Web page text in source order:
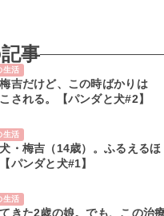
事
生活
吉だけど、この時ばかりは
される。【パンダと犬#2】
生活
・梅吉（14歳）。ふるえるほ
パンダと犬#1】
生活
きた2歳の娘。でも、この治